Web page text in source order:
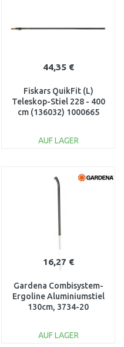
44,35 €
Fiskars QuikFit (L)
Teleskop-Stiel 228 - 400
cm (136032) 1000665
AUF LAGER
Vergleichen
16,27 €
Gardena Combisystem-
Ergoline Aluminiumstiel
130cm, 3734-20
AUF LAGER